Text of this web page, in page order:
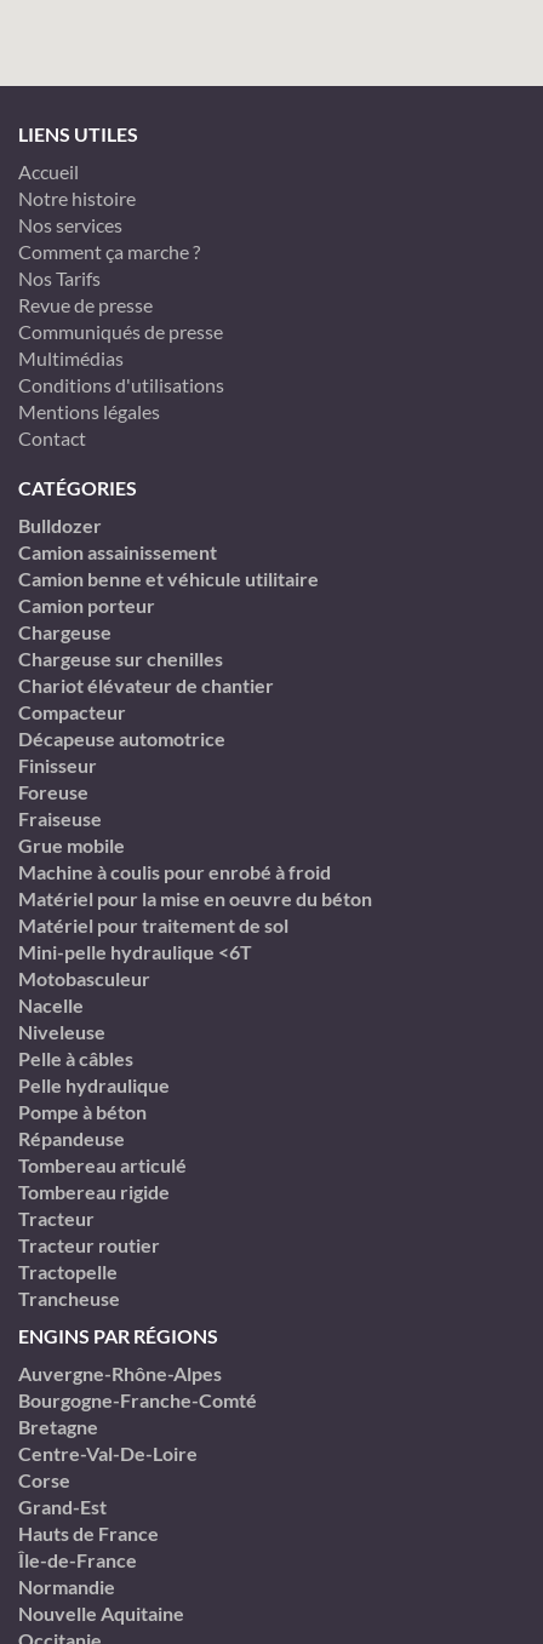
LIENS UTILES
Accueil
Notre histoire
Nos services
Comment ça marche ?
Nos Tarifs
Revue de presse
Communiqués de presse
Multimédias
Conditions d'utilisations
Mentions légales
Contact
CATÉGORIES
Bulldozer
Camion assainissement
Camion benne et véhicule utilitaire
Camion porteur
Chargeuse
Chargeuse sur chenilles
Chariot élévateur de chantier
Compacteur
Décapeuse automotrice
Finisseur
Foreuse
Fraiseuse
Grue mobile
Machine à coulis pour enrobé à froid
Matériel pour la mise en oeuvre du béton
Matériel pour traitement de sol
Mini-pelle hydraulique <6T
Motobasculeur
Nacelle
Niveleuse
Pelle à câbles
Pelle hydraulique
Pompe à béton
Répandeuse
Tombereau articulé
Tombereau rigide
Tracteur
Tracteur routier
Tractopelle
Trancheuse
ENGINS PAR RÉGIONS
Auvergne-Rhône-Alpes
Bourgogne-Franche-Comté
Bretagne
Centre-Val-De-Loire
Corse
Grand-Est
Hauts de France
Île-de-France
Normandie
Nouvelle Aquitaine